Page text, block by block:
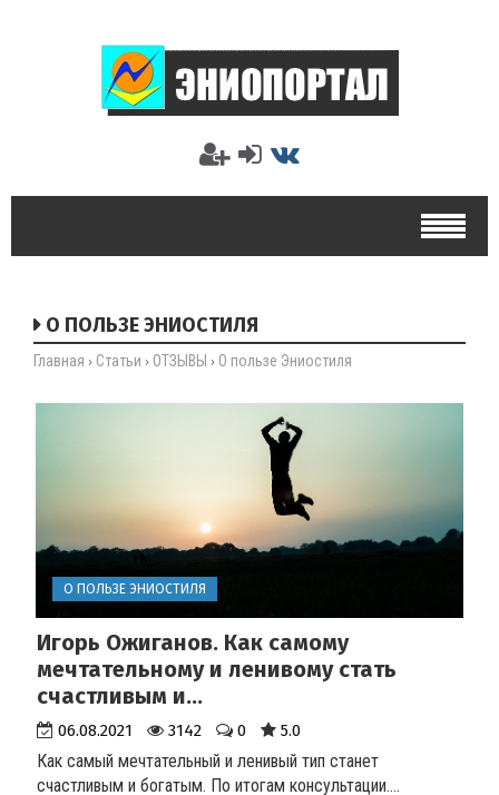
О ПОЛЬЗЕ ЭНИОСТИЛЯ
Главная › Статьи › ОТЗЫВЫ › О пользе Эниостиля
О ПОЛЬЗЕ ЭНИОСТИЛЯ
Игорь Ожиганов. Как самому
мечтательному и ленивому стать
счастливым и...
06.08.2021 3142 0 5.0
Как самый мечтательный и ленивый тип станет
счастливым и богатым. По итогам консультации....